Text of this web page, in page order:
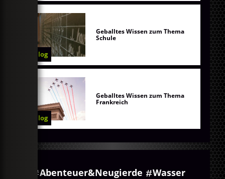
Blog
Geballtes Wissen zum Thema
Schule
Blog
Geballtes Wissen zum Thema
Frankreich
Abenteuer&Neugierde
Wasser